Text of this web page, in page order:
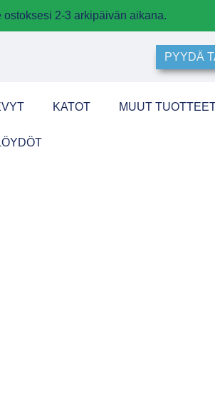
2-3 arkipäivän aikana.
PYYDÄ
KATOT MUUT